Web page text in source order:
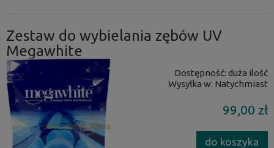
Zestaw do wybielania zębów UV
Megawhite
Dostępność: duża ilość
Wysyłka w: Natychmiast
99,00 zł
do koszyka